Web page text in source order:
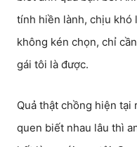
tính hiền lành, chịu khó
không kén chọn, chỉ
gái tôi là được.
Quả thật chồng hiện tại
quen biết nhau lâu thì